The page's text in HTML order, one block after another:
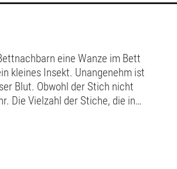
eine Wanze im Bett
kleines Insekt. Unangenehm ist
Blut. Obwohl der Stich nicht
Die Vielzahl der Stiche, die in